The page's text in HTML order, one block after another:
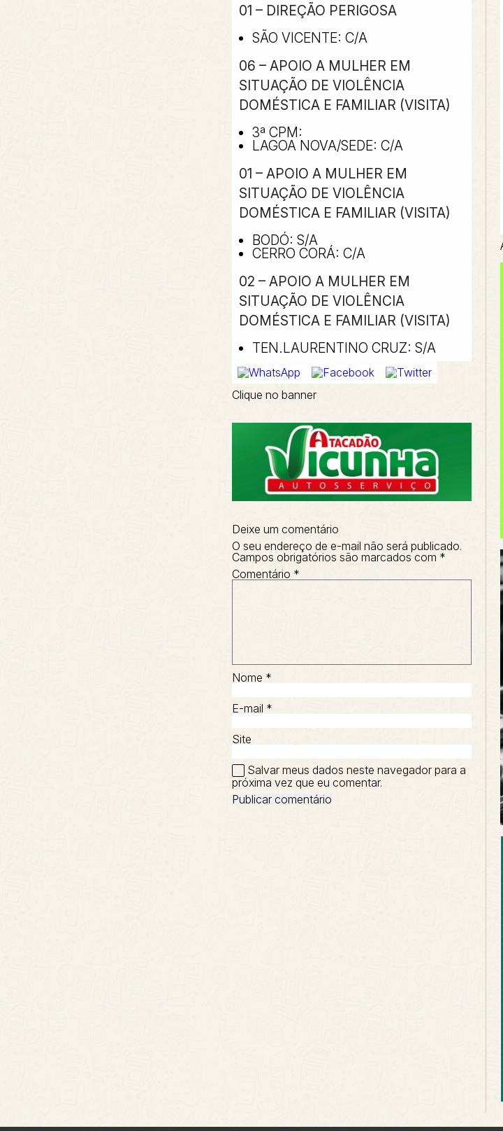
01 – DIREÇÃO PERIGOSA
SÃO VICENTE: C/A
06 – APOIO A MULHER EM
SITUAÇÃO DE VIOLÊNCIA
DOMÉSTICA E FAMILIAR (VISITA)
3ª CPM:
LAGOA NOVA/SEDE: C/A
01 – APOIO A MULHER EM
SITUAÇÃO DE VIOLÊNCIA
DOMÉSTICA E FAMILIAR (VISITA)
BODÓ: S/A
CERRO CORÁ: C/A
02 – APOIO A MULHER EM
SITUAÇÃO DE VIOLÊNCIA
DOMÉSTICA E FAMILIAR (VISITA)
TEN.LAURENTINO CRUZ: S/A
Clique no banner
Deixe um comentário
O seu endereço de e-mail não será publicado.
Campos obrigatórios são marcados com *
Comentário *
Nome *
E-mail *
Site
Salvar meus dados neste navegador para a
próxima vez que eu comentar.